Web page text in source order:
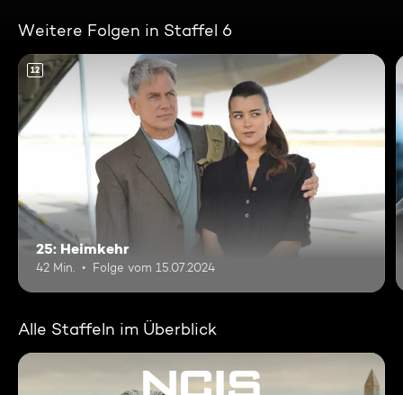
Weitere Folgen in Staffel 6
12
25: Heimkehr
42 Min. Folge vom 15.07.2024
Alle Staffeln im Überblick